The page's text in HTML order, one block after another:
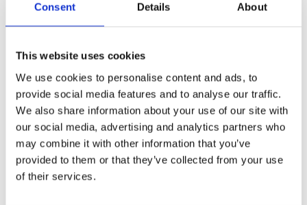
Consent Details About
This website uses cookies
We use cookies to personalise content and ads, to
provide social media features and to analyse our traffic.
We also share information about your use of our site with
our social media, advertising and analytics partners who
may combine it with other information that you’ve
provided to them or that they’ve collected from your use
of their services.
Av småföretagare, för småföretagare
Ett medlemskap späckat med småföretagaranpassade
inköpsavdelning, rådgivning, försäkringspaket och
mycket mer. Vi fokuserar på soloföretagare och små
företag med företagaren i fokus. Vi är själva
småföretagare och vet hur verkligheten ser ut.
BLI MEDLEM